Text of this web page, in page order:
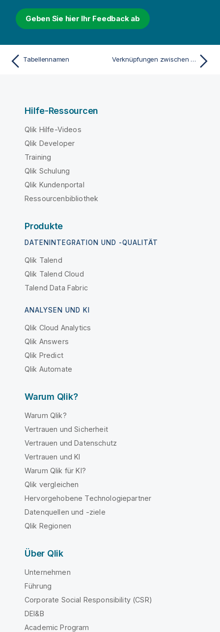
Geben Sie hier Ihr Feedback ab
Tabellennamen Verknüpfungen zwischen Tabellen
Hilfe-Ressourcen
Qlik Hilfe-Videos
Qlik Developer
Training
Qlik Schulung
Qlik Kundenportal
Ressourcenbibliothek
Produkte
DATENINTEGRATION UND -QUALITÄT
Qlik Talend
Qlik Talend Cloud
Talend Data Fabric
ANALYSEN UND KI
Qlik Cloud Analytics
Qlik Answers
Qlik Predict
Qlik Automate
Warum Qlik?
Warum Qlik?
Vertrauen und Sicherheit
Vertrauen und Datenschutz
Vertrauen und KI
Warum Qlik für KI?
Qlik vergleichen
Hervorgehobene Technologiepartner
Datenquellen und -ziele
Qlik Regionen
Über Qlik
Unternehmen
Führung
Corporate Social Responsibility (CSR)
DEI&B
Academic Program